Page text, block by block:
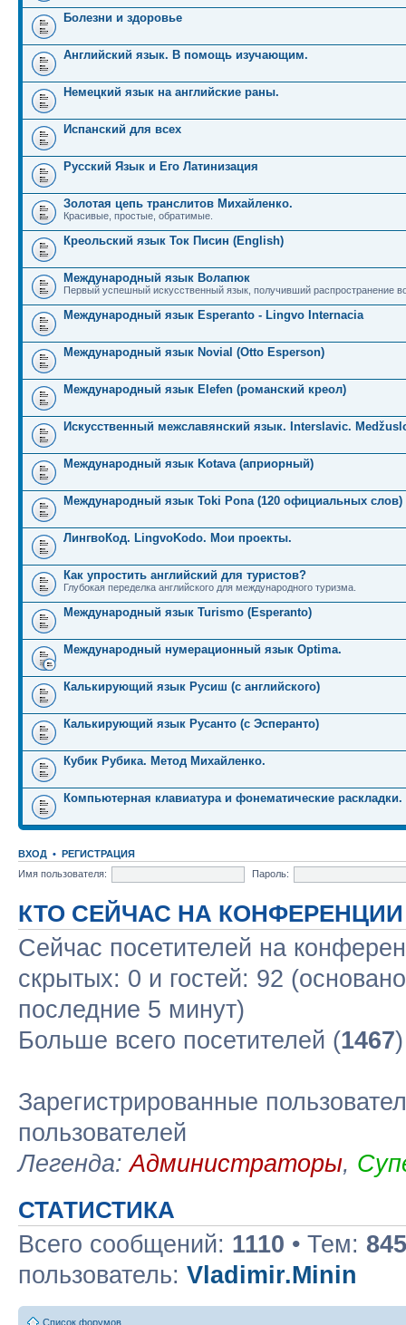
Болезни и здоровье
Английский язык. В помощь изучающим.
Немецкий язык на английские раны.
Испанский для всех
Русский Язык и Его Латинизация
Золотая цепь транслитов Михайленко.
Красивые, простые, обратимые.
Креольский язык Ток Писин (English)
Международный язык Волапюк
Первый успешный искусственный язык, получивший распространение
Международный язык Esperanto - Lingvo Internacia
Международный язык Novial (Otto Esperson)
Международный язык Elefen (романский креол)
Искусственный межславянский язык. Interslavic.
Международный язык Kotava (априорный)
Международный язык Toki Pona (120 официальных слов)
ЛингвоКод. LingvoKodo. Мои проекты.
Как упростить английский для туристов?
Глубокая переделка английского для международного туризма.
Международный язык Turismo (Esperanto)
Международный нумерационный язык Optima.
Калькирующий язык Русиш (с английского)
Калькирующий язык Русанто (с Эсперанто)
Кубик Рубика. Метод Михайленко.
Компьютерная клавиатура и фонематические раскладки.
ВХОД • РЕГИСТРАЦИЯ
Имя пользователя:
Пароль:
КТО СЕЙЧАС НА КОНФЕРЕНЦИИ
Сейчас посетителей на
скрытых: 0 и гостей: 92
последние 5 минут)
Больше всего посетителей (1467
Зарегистрированные
пользователей
Легенда:Администраторы,
СТАТИСТИКА
Всего сообщений: 1110 • Тем: 845
пользователь: Vladimir.Minin
Список форумов